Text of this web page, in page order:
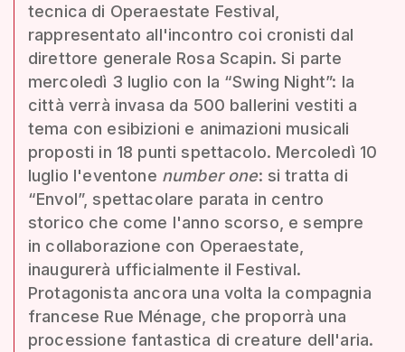
tecnica di Operaestate Festival,
rappresentato all'incontro coi cronisti dal
direttore generale Rosa Scapin. Si parte
mercoledì 3 luglio con la “Swing Night”: la
città verrà invasa da 500 ballerini vestiti a
tema con esibizioni e animazioni musicali
proposti in 18 punti spettacolo. Mercoledì 10
luglio l'eventone number one: si tratta di
“Envol”, spettacolare parata in centro
storico che come l'anno scorso, e sempre
in collaborazione con Operaestate,
inaugurerà ufficialmente il Festival.
Protagonista ancora una volta la compagnia
francese Rue Ménage, che proporrà una
processione fantastica di creature dell'aria.